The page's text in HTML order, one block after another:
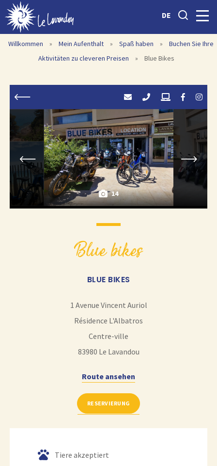
DE
Willkommen » Mein Aufenthalt » Spaß haben »
Buchen Sie Ihre
Aktivitäten zu cleveren Preisen
» Blue Bikes
14
blue bikes
BLUE BIKES
1 Avenue Vincent Auriol
Résidence L'Albatros
Centre-ville
83980 Le Lavandou
Route ansehen
RESERVIERUNG
Tiere akzeptiert